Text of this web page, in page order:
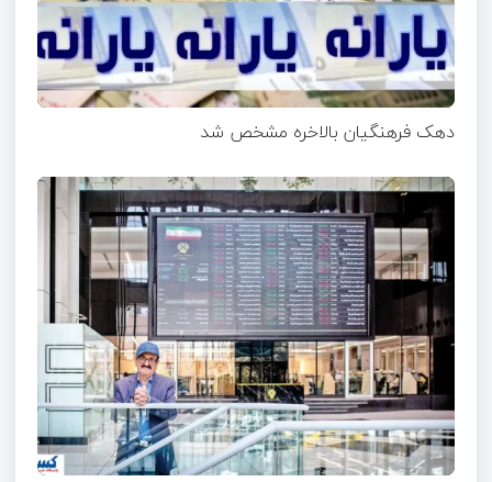
دهک فرهنگیان بالاخره مشخص شد